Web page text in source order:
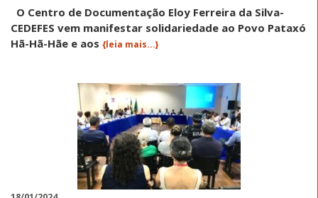
O Centro de Documentação Eloy Ferreira da Silva-
CEDEFES vem manifestar solidariedade ao Povo Pataxó
Hã-Hã-Hãe e aos {leia mais...}